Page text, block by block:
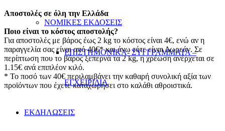
ΝΟΜΙΚΕΣ ΕΚΔΟΣΕΙΣ
ΕΠΙΣΤΗΜΟΝΙΚΑ- ΣΥΓΓΡΑΜΜΑΤΑ –
ΕΓΧΕΙΡΙΔΙΑ
ΕΚΔΗΛΩΣΕΙΣ
Aποστολές σε όλη την Ελλάδα
Ποιο είναι το κόστος αποστολής?
Για αποστολές με βάρος έως 2 kg το κόστος είναι 4€, ενώ αν η
παραγγελία σας είναι από 40€* και άνω τότε είναι Δωρεάν. Σε
περίπτωση που το βάρος ξεπερνά τα 2 kg, η χρέωση ανέρχεται σε
1.15€ ανά επιπλέον κιλό.
* Το ποσό των 40€ περιλαμβάνει την καθαρή συνολική αξία των
προϊόντων που έχετε καταχωρήσει στο καλάθι αθροιστικά.